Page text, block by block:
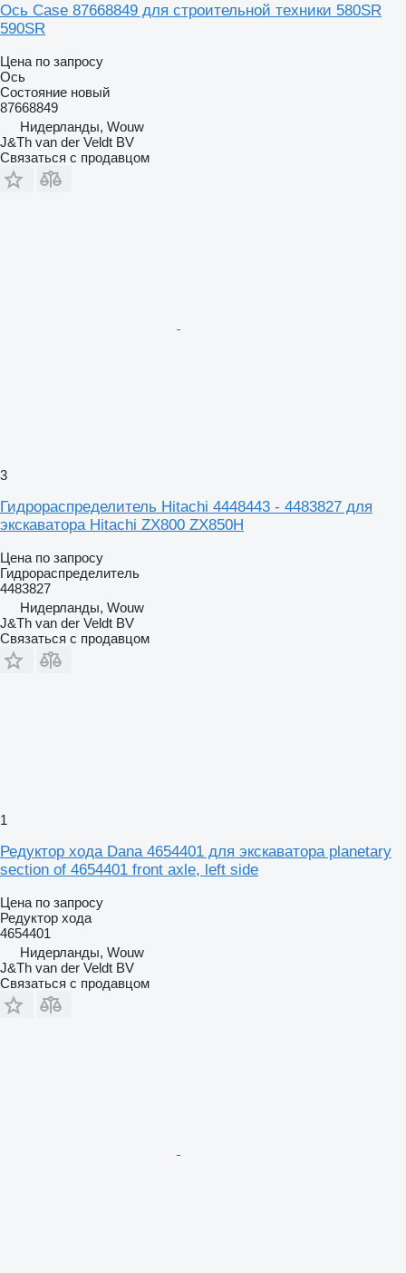
Ось Case 87668849 для строительной техники 580SR
590SR
Цена по запросу
Ось
Состояние новый
87668849
Нидерланды, Wouw
J&Th van der Veldt BV
Связаться с продавцом
3
Гидрораспределитель Hitachi 4448443 - 4483827 для
экскаватора Hitachi ZX800 ZX850H
Цена по запросу
Гидрораспределитель
4483827
Нидерланды, Wouw
J&Th van der Veldt BV
Связаться с продавцом
1
Редуктор хода Dana 4654401 для экскаватора planetary
section of 4654401 front axle, left side
Цена по запросу
Редуктор хода
4654401
Нидерланды, Wouw
J&Th van der Veldt BV
Связаться с продавцом